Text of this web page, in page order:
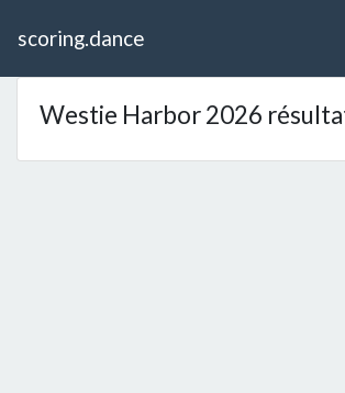
scoring.dance
Westie Harbor 2026